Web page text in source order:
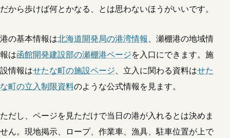
だから歩けば何とかなる、とは思わないほうがいいです。
港の基本情報は北海道開発局の港湾情報、瀬棚港の地域情
報は函館開発建設部の瀬棚港ページを入口にできます。施
設情報はせたな町の施設ページ、立入に関わる資料はせた
な町の立入制限資料のような公式情報を見ます。
ただし、ページを見ただけで当日の港が入れるとは決めま
せん。現地掲示、ロープ、作業車、漁具、駐車位置が上で